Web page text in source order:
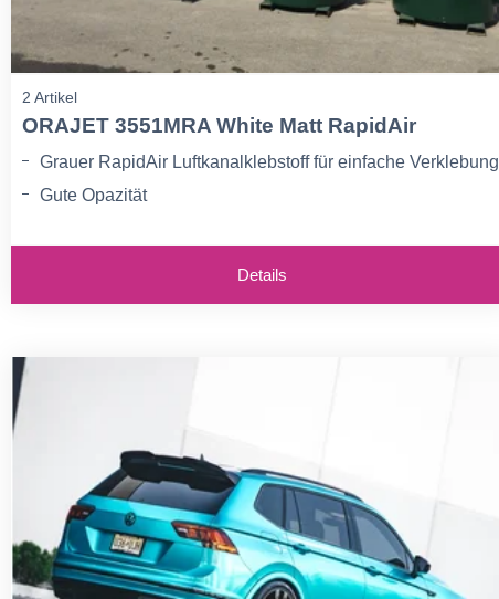
2 Artikel
ORAJET 3551MRA White Matt RapidAir
Grauer RapidAir Luftkanalklebstoff für einfache Verklebung
Gute Opazität
Details